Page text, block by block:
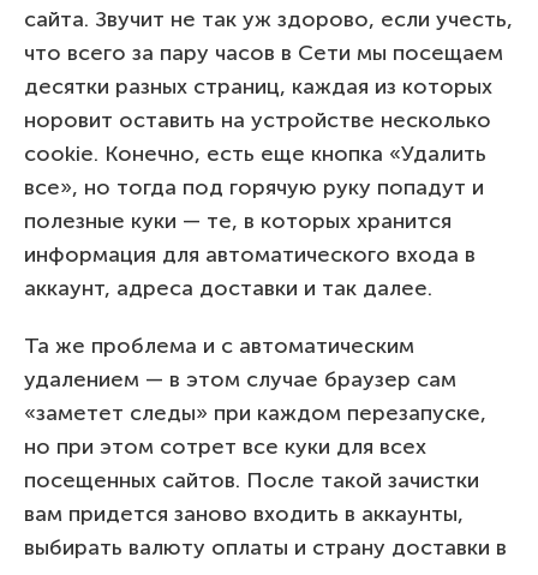
сайта. Звучит не так уж здорово, если учесть,
что всего за пару часов в Сети мы посещаем
десятки разных страниц, каждая из которых
норовит оставить на устройстве несколько
cookie. Конечно, есть еще кнопка «Удалить
все», но тогда под горячую руку попадут и
полезные куки — те, в которых хранится
информация для автоматического входа в
аккаунт, адреса доставки и так далее.
Та же проблема и с автоматическим
удалением — в этом случае браузер сам
«заметет следы» при каждом перезапуске,
но при этом сотрет все куки для всех
посещенных сайтов. После такой зачистки
вам придется заново входить в аккаунты,
выбирать валюту оплаты и страну доставки в